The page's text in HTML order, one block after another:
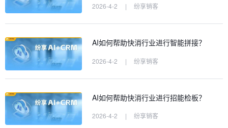
2026-4-2 | 纷享销客
AI如何帮助快消行业进行智能拼接？
2026-4-2 | 纷享销客
AI如何帮助快消行业进行招能检板？
2026-4-2 | 纷享销客